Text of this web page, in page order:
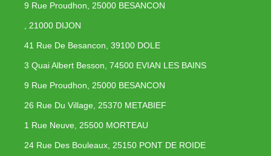
9 Rue Proudhon, 25000 BESANCON
, 21000 DIJON
41 Rue De Besancon, 39100 DOLE
3 Quai Albert Besson, 74500 EVIAN LES BAINS
9 Rue Proudhon, 25000 BESANCON
26 Rue Du Village, 25370 METABIEF
1 Rue Neuve, 25500 MORTEAU
24 Rue Des Bouleaux, 25150 PONT DE ROIDE